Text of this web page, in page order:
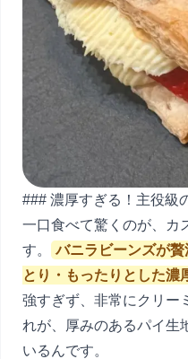
### 濃厚すぎる！主役級
一口食べて驚くのが、カ
す。
バニラビーンズが
とり・もったりとした濃
強すぎず、非常にクリー
れが、厚みのあるパイ生
いるんです。